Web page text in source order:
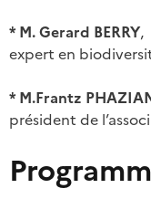
* M. Gerard BERRY,
expert en
* M.Frantz
président de